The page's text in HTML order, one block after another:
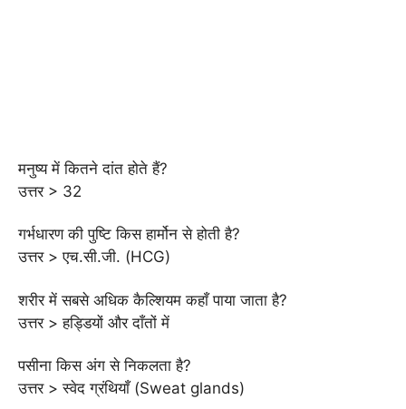
मनुष्य में कितने दांत होते हैं?
उत्तर > 32
गर्भधारण की पुष्टि किस हार्मोन से होती है?
उत्तर > एच.सी.जी. (HCG)
शरीर में सबसे अधिक कैल्शियम कहाँ पाया जाता है?
उत्तर > हड्डियों और दाँतों में
पसीना किस अंग से निकलता है?
उत्तर > स्वेद ग्रंथियाँ (Sweat glands)